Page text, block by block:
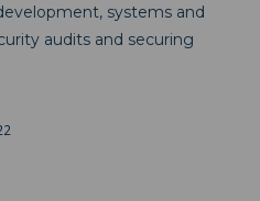
systems and
audits and securing